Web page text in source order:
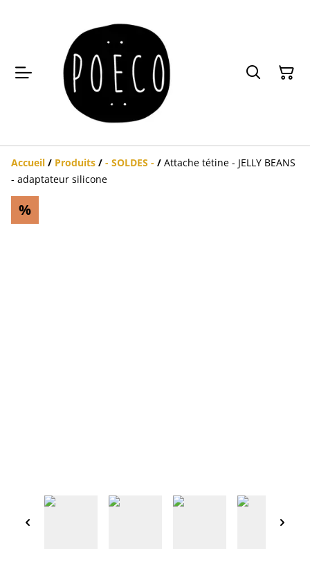
Accueil / Produits / - SOLDES - / Attache tétine - JELLY BEANS
- adaptateur silicone
%